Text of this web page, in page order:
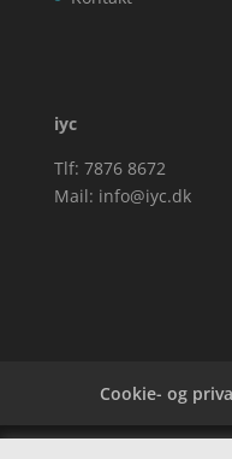
iyc
Tlf: 7876 8672
Mail: info@iyc.dk
Cookie- og